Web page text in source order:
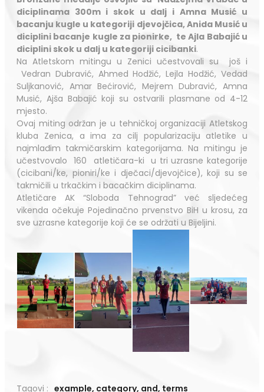
diciplinama 300m i skok u dalj i Amna Musić u
bacanju kugle u kategoriji djevojčica, Anida Musić u
diciplini bacanje kugle za pionirke, te Ajla Babajić u
diciplini skok u dalj u kategoriji cicibanki.
Na Atletskom mitingu u Zenici učestvovali su još i
Vedran Dubravić, Ahmed Hodžić, Lejla Hodžić, Vedad
Suljkanović, Amar Bećirović, Mejrem Dubravić, Amna
Musić, Ajša Babajić koji su ostvarili plasmane od 4-12
mjesto.
Ovaj miting održan je u tehničkoj organizaciji Atletskog
kluba Zenica, a ima za cilj popularizaciju atletike u
najmlađim takmičarskim kategorijama. Na mitingu je
učestvovalo 160 atletičara-ki u tri uzrasne kategorije
(cicibani/ke, pioniri/ke i dječaci/djevojčice), koji su se
takmičili u trkačkim i bacačkim diciplinama.
Atletičare AK “Sloboda Tehnograd” već sljedećeg
vikenda očekuje Pojedinačno prvenstvo BiH u krosu, za
sve uzrasne kategorije koji će se održati u Bijeljini.
Tagovi : example, category, and, terms